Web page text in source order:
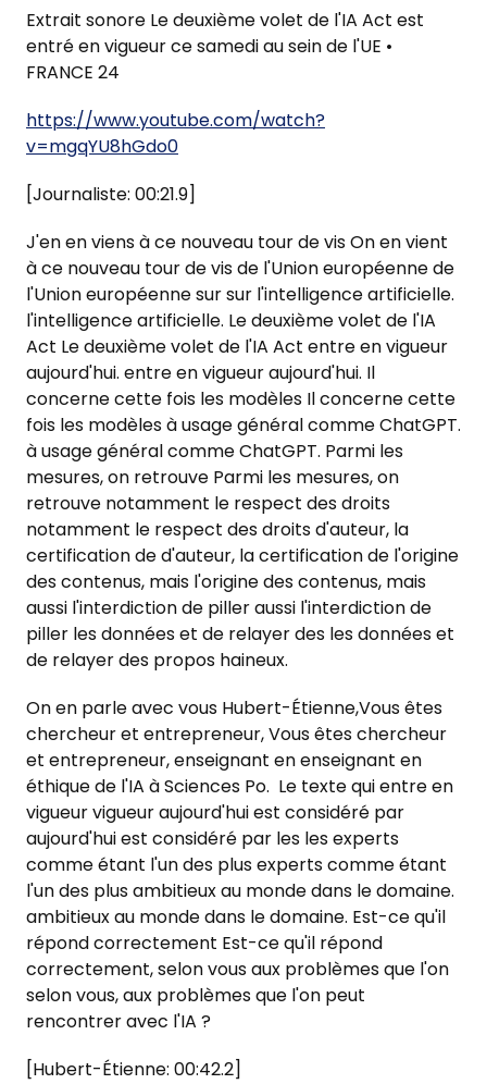
Extrait sonore Le deuxième volet de l'IA Act est
entré en vigueur ce samedi au sein de l'UE •
FRANCE 24
https://www.youtube.com/watch?
v=mgqYU8hGdo0
[Journaliste: 00:21.9]
J'en en viens à ce nouveau tour de vis On en vient
à ce nouveau tour de vis de l'Union européenne de
l'Union européenne sur sur l'intelligence artificielle.
l'intelligence artificielle. Le deuxième volet de l'IA
Act Le deuxième volet de l'IA Act entre en vigueur
aujourd'hui. entre en vigueur aujourd'hui. Il
concerne cette fois les modèles Il concerne cette
fois les modèles à usage général comme ChatGPT.
à usage général comme ChatGPT. Parmi les
mesures, on retrouve Parmi les mesures, on
retrouve notamment le respect des droits
notamment le respect des droits d'auteur, la
certification de d'auteur, la certification de l'origine
des contenus, mais l'origine des contenus, mais
aussi l'interdiction de piller aussi l'interdiction de
piller les données et de relayer des les données et
de relayer des propos haineux.
On en parle avec vous Hubert-Étienne,Vous êtes
chercheur et entrepreneur, Vous êtes chercheur
et entrepreneur, enseignant en enseignant en
éthique de l'IA à Sciences Po. Le texte qui entre en
vigueur vigueur aujourd'hui est considéré par
aujourd'hui est considéré par les les experts
comme étant l'un des plus experts comme étant
l'un des plus ambitieux au monde dans le domaine.
ambitieux au monde dans le domaine. Est-ce qu'il
répond correctement Est-ce qu'il répond
correctement, selon vous aux problèmes que l'on
selon vous, aux problèmes que l'on peut
rencontrer avec l'IA ?
[Hubert-Étienne: 00:42.2]